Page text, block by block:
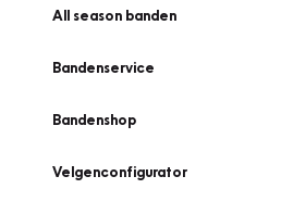
All season banden
Bandenservice
Bandenshop
Velgenconfigurator